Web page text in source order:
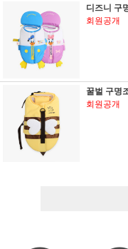
디즈니 구
회원공개
꿀벌 구명
회원공개